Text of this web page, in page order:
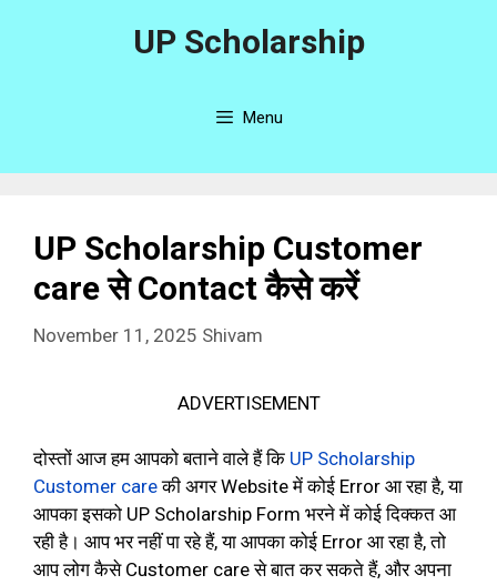
UP Scholarship
Menu
UP Scholarship Customer
care से Contact कैसे करें
November 11, 2025 Shivam
ADVERTISEMENT
दोस्तों आज हम आपको बताने वाले हैं कि UP Scholarship
Customer careकी अगर Website में कोई Error आ रहा है, या
आपका इसको UP Scholarship Form भरने में कोई दिक्कत आ
रही है। आप भर नहीं पा रहे हैं, या आपका कोई Error आ रहा है, तो
आप लोग कैसे Customer care से बात कर सकते हैं, और अपना